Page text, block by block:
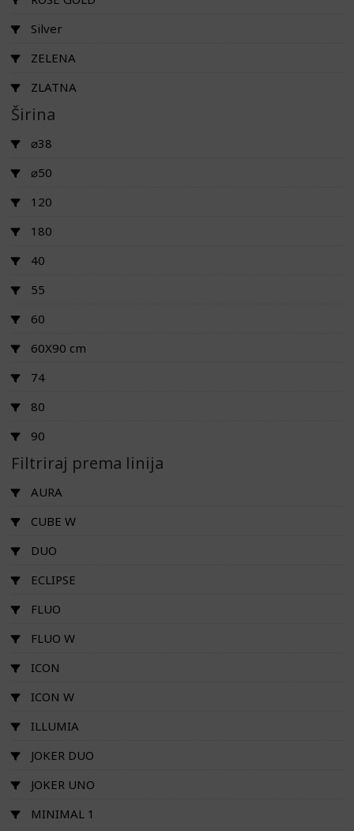
Silver
ZELENA
ZLATNA
Širina
⌀38
⌀50
120
180
40
55
60
60X90 cm
74
80
90
Filtriraj prema linija
AURA
CUBE W
DUO
ECLIPSE
FLUO
FLUO W
ICON
ICON W
ILLUMIA
JOKER DUO
JOKER UNO
MINIMAL 1